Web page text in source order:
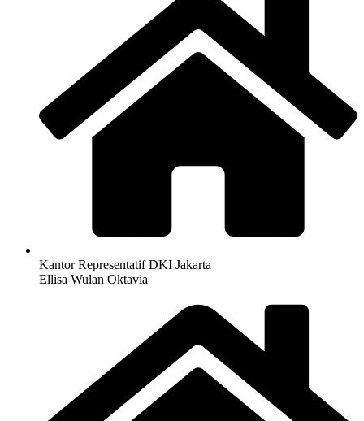
Kantor Representatif DKI Jakarta
Ellisa Wulan Oktavia